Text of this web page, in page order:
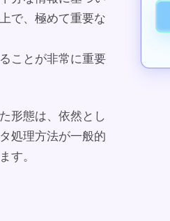
で、極めて重要な
ことが非常に重要
形態は、依然とし
処理方法が一般的
す。